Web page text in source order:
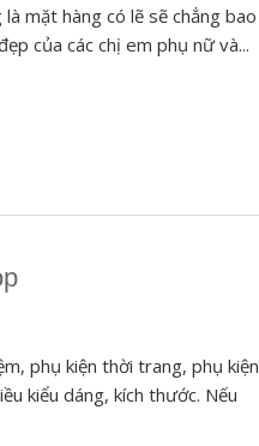
mặt hàng có lẽ sẽ chẳng bao
của các chị em phụ nữ và...
phụ kiện thời trang, phụ kiện
kiểu dáng, kích thước. Nếu